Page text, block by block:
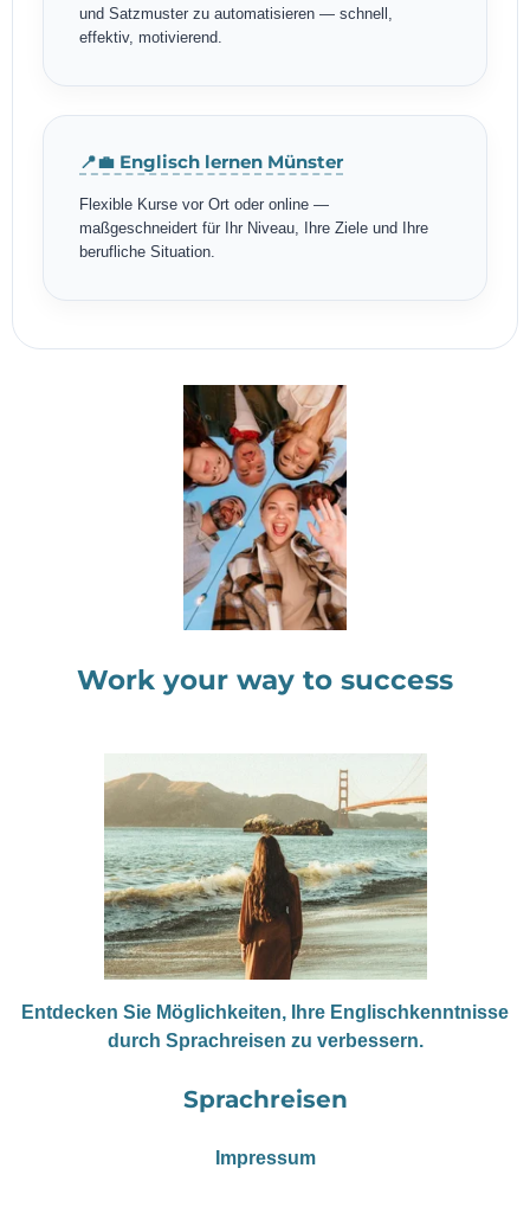
und Satzmuster zu automatisieren — schnell,
effektiv, motivierend.
📍💼 Englisch lernen Münster
Flexible Kurse vor Ort oder online —
maßgeschneidert für Ihr Niveau, Ihre Ziele und Ihre
berufliche Situation.
Work your way to success
Entdecken Sie Möglichkeiten, Ihre Englischkenntnisse
durch Sprachreisen zu verbessern.
Sprachreisen
Impressum